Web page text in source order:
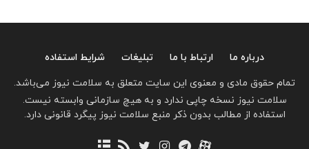
درباره ما ارتباط با ما تبلیغات
شرایط استفاده
تمام حقوق مادی و معنوی این سایت متعلق به سلامت نیوز می‌باشد.
سلامت نیوز نسخه چاپی ندارد و به هیچ سازمانی وابسته نیست.
استفاده از مطالب بدون ذکر منبع سلامت نیوز پیگرد قانونی دارد.